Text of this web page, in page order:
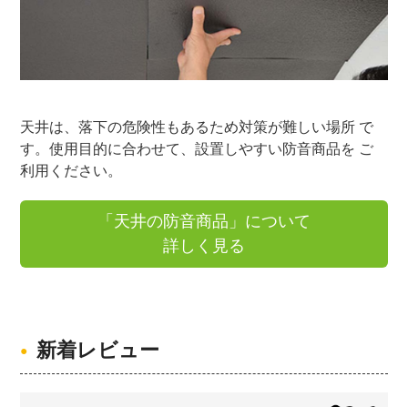
天井は、落下の危険性もあるため対策が難しい場所 で
す。使用目的に合わせて、設置しやすい防音商品を ご
利用ください。
「天井の防音商品」について
詳しく見る
新着レビュー